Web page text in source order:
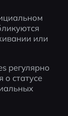
или
регулярно
о статусе